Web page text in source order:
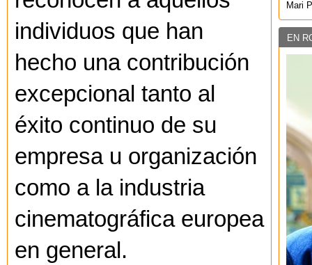
individuos que han
hecho una contribución
excepcional tanto al
éxito continuo de su
empresa u organización
como a la industria
cinematográfica europea
en general.
Mari
EN